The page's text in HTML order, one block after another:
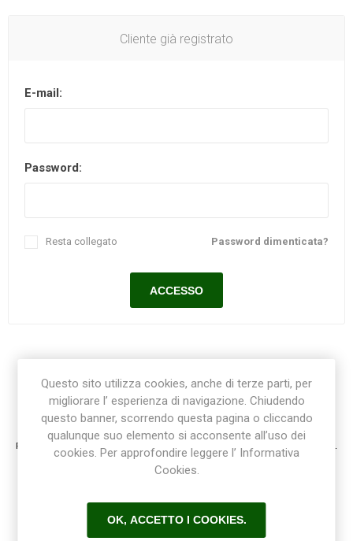
Cliente già registrato
E-mail:
Password:
Password dimenticata?
Resta collegato
Registrazione / Login
Registrati e accedi al sito per ottenere l'esperienza migliore e ottenere tutti i vantaggi.
Questo sito utilizza cookies, anche di terze parti, per
migliorare l’ esperienza di navigazione. Chiudendo
questo banner, scorrendo questa pagina o cliccando
qualunque suo elemento si acconsente all’uso dei
cookies. Per approfondire leggere l’ Informativa
Cookies.
OK, ACCETTO I COOKIES.